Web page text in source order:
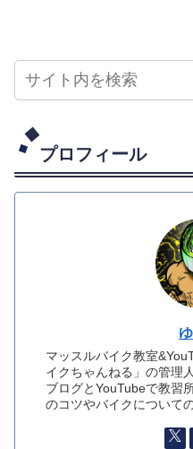
プロフィール
マッスルバイク教室
イクちゃんねる」の管理
ブログとYouTubeで教習
のコツやバイクについて